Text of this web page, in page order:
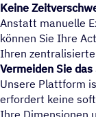
Keine
Anstatt manuelle
können Sie Ihre
Ihren
Vermeiden Sie
Unsere Plattform
erfordert keine